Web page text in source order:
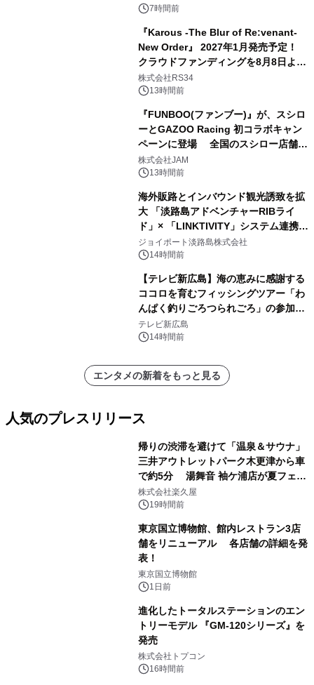
ルアートブック』の発売決定！ 2026
7時間前
『Karous -The Blur of Re:venant-
New Order』 2027年1月発売予定！
クラウドファンディングを8月8日より
開始
株式会社RS34
13時間前
『FUNBOO(ファンブー)』が、スシロ
ーとGAZOO Racing 初コラボキャン
ペーンに登場 全国のスシロー店舗で
GR 4車種の FUNBOO(ミニカー)付き
メニューが展開されます
株式会社JAM
13時間前
海外販路とインバウンド観光誘致を拡
大 「淡路島アドベンチャーRIBライ
ド」× 「LINKTIVITY」システム連携を
開始！
ジョイポート淡路島株式会社
14時間前
【テレビ新広島】海の恵みに感謝する
ココロを育むフィッシングツアー「わ
んぱく釣りごろつられごろ」の参加小
学生を募集
テレビ新広島
14時間前
エンタメの新着をもっと見る
人気のプレスリリース
帰りの渋滞を避けて「温泉＆サウナ」
三井アウトレットパーク木更津から車
で約5分 湯舞音 袖ケ浦店が夏フェア
メニューを提供
株式会社楽久屋
19時間前
東京国立博物館、館内レストラン3店
舗をリニューアル 各店舗の詳細を発
表！
東京国立博物館
1日前
進化したトータルステーションのエン
トリーモデル 『GM-120シリーズ』を
発売
株式会社トプコン
16時間前